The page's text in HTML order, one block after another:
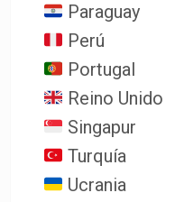
Paraguay
Perú
Portugal
Reino Unido
Singapur
Turquía
Ucrania